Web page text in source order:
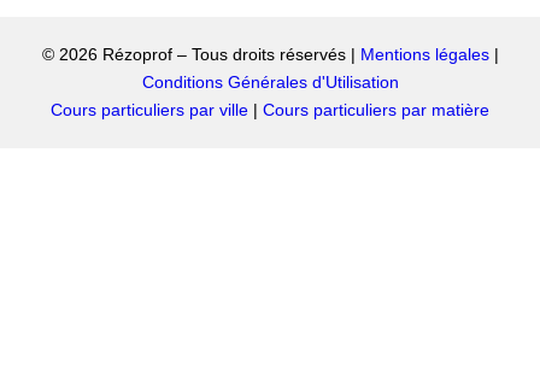
© 2026 Rézoprof – Tous droits réservés | Mentions légales|
Conditions Générales d'Utilisation
Cours particuliers par ville | Cours particuliers par matière